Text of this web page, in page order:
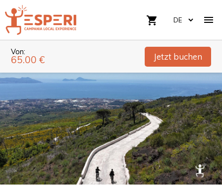

shopping_cart
Von:
65.00 € Jetzt buchen